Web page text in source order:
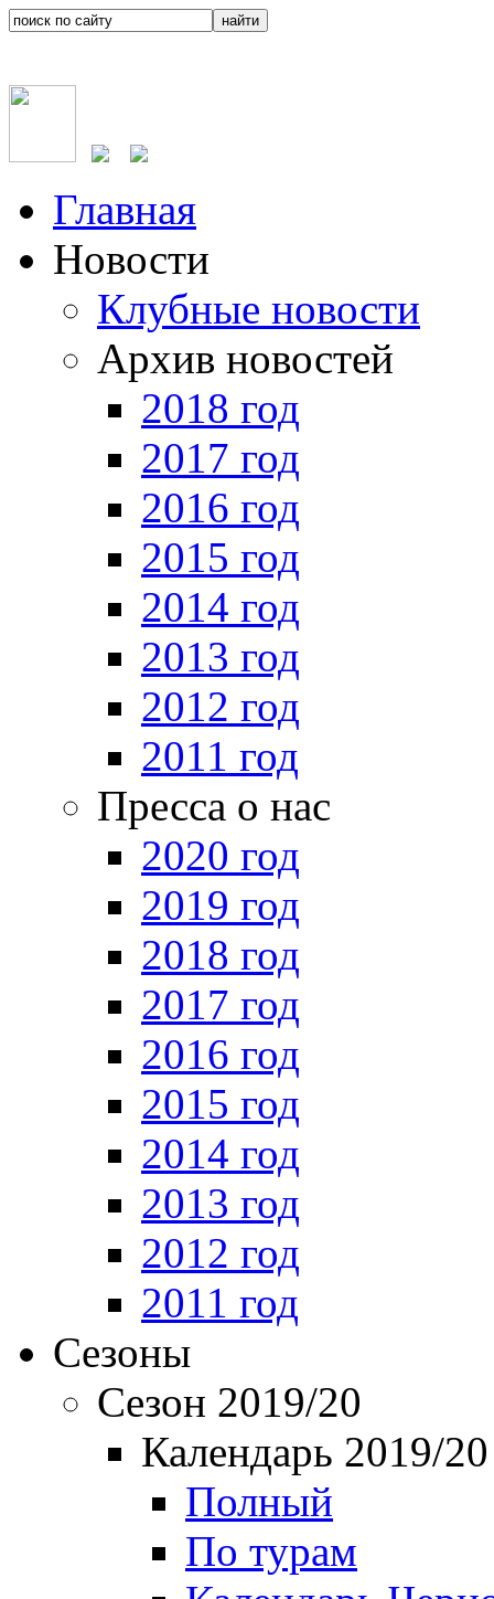
Главная
Новости
Клубные новости
Архив новостей
2018 год
2017 год
2016 год
2015 год
2014 год
2013 год
2012 год
2011 год
Пресса о нас
2020 год
2019 год
2018 год
2017 год
2016 год
2015 год
2014 год
2013 год
2012 год
2011 год
Сезоны
Сезон 2019/20
Календарь 2019/20
Полный
По турам